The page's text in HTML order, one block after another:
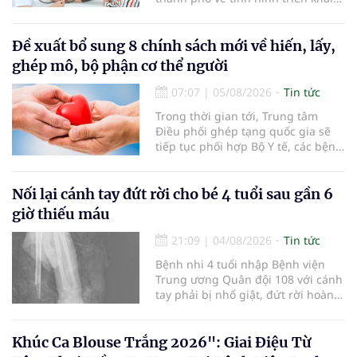
nhận 32.286.360 người, chiếm gần
30% dân số cả nước đã được khám
sức khỏe định kỳ năm nay.
Đề xuất bổ sung 8 chính sách mới về hiến, lấy,
ghép mô, bộ phận cơ thể người
07:07 | 05/08/2026
Tin tức
Trong thời gian tới, Trung tâm
Điều phối ghép tạng quốc gia sẽ
tiếp tục phối hợp Bộ Y tế, các bệnh
cường truyền thông, hoàn thiện
quy trình chuyên môn và hệ thống
hiến và ghép mô tạng.
Nối lại cánh tay đứt rời cho bé 4 tuổi sau gần 6
giờ thiếu máu
21:09 | 04/08/2026
Tin tức
Bệnh nhi 4 tuổi nhập Bệnh viện
Trung ương Quân đội 108 với cánh
tay phải bị nhổ giật, đứt rời hoàn
thương nặng và thời gian thiếu
Khúc Ca Blouse Trắng 2026": Giai Điệu Từ